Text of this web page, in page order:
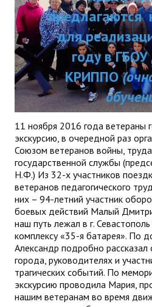
ДПО
Профессиональная
Повышение квалификации
КОНТАКТЫ
предлагаются
для
году в
КРИППО
11 ноября 2016 года ветераны
экскурсию, в очередной раз
Союзом ветеранов войны,
государственной службы
Н.Ф.) Из 32-х участников
ветеранов педагогического
них – 94-летний участник
боевых действий Малый
наш путь лежал в г.
комплексу «35-я батарея». По
Александр подробно
города, руководителях и
трагических событий. По
экскурсию проводила Мария,
нашим ветеранам во время